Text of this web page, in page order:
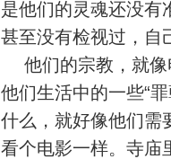
是他们的灵魂还没有
甚至没有检视过，自
他们的宗教，就像
他们生活中的一些“
什么，就好像他们需
看个电影一样。寺庙